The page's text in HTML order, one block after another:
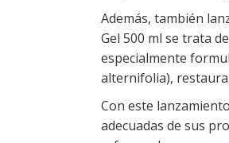
Además, también
Gel 500 ml se trata
especialmente
alternifolia),
Con este
adecuadas de sus